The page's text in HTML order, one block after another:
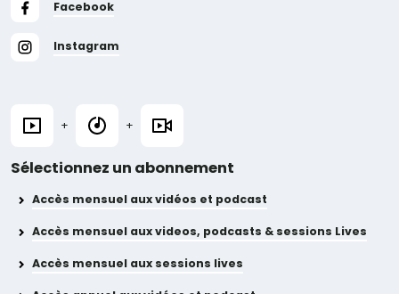
Facebook
Instagram
+ +
Sélectionnez un abonnement
Accès mensuel aux vidéos et podcast
Accès mensuel aux videos, podcasts & sessions Lives
Accès mensuel aux sessions lives